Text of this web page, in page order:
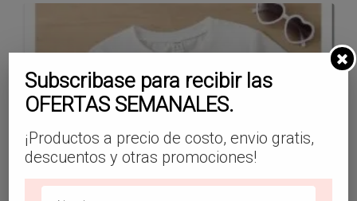
Subscribase para recibir las
OFERTAS SEMANALES.
¡Productos a precio de costo, envio gratis,
descuentos y otras promociones!